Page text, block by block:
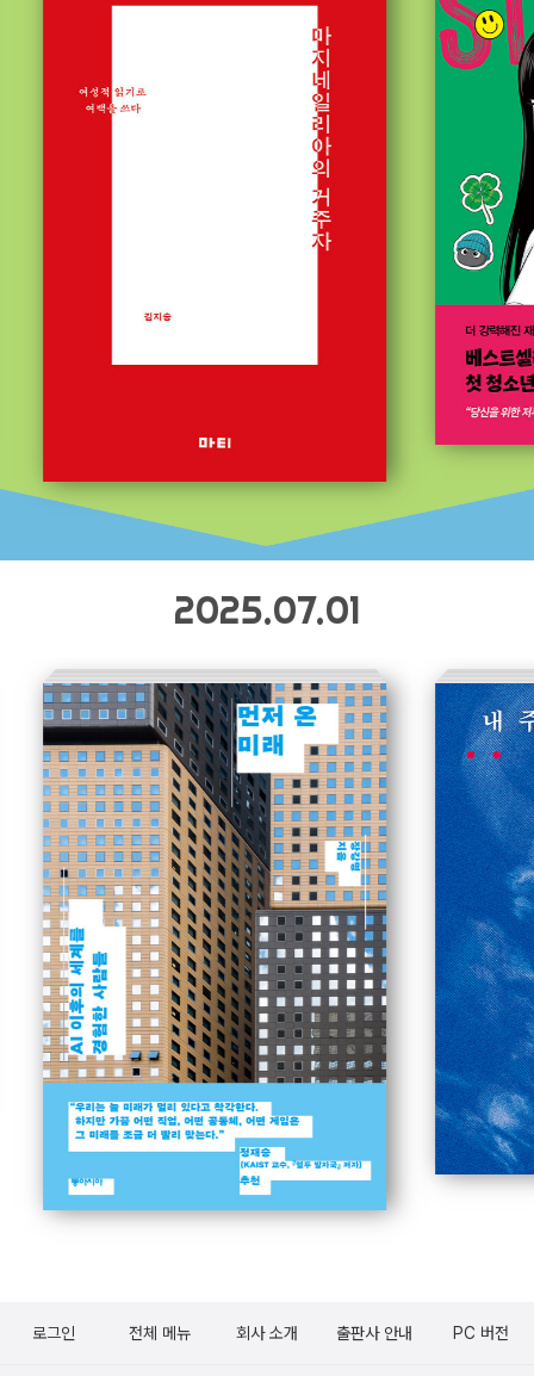
2025.07.01
로그인 전체 메뉴 회사 소개 출판사 안내 PC 버전